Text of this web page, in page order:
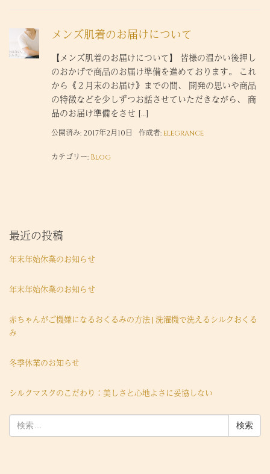
メンズ肌着のお届けについて
【メンズ肌着のお届けについて】 皆様の温かい後押し
のおかげで商品のお届け準備を進めております。 これ
から《２月末のお届け》までの間、 開発の思いや商品
の特徴などを少しずつお話させていただきながら、 商
品のお届け準備をさせ […]
公開済み: 2017年2月10日 作成者:elegrance
カテゴリー: Blog
最近の投稿
年末年始休業のお知らせ
年末年始休業のお知らせ
赤ちゃんがご機嫌になるおくるみの方法 | 洗濯機で洗えるシルクおくる
み
冬季休業のお知らせ
シルクマスクのこだわり：美しさと心地よさに妥協しない
索: